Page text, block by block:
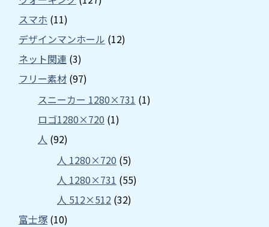
スマホ (11)
デザインマンホール (12)
ネット関連 (3)
フリー素材 (97)
スニーカー 1280×731 (1)
ロゴ1280×720 (1)
人 (92)
人 1280×720 (5)
人 1280×731 (55)
人 512×512 (32)
富士塚 (10)